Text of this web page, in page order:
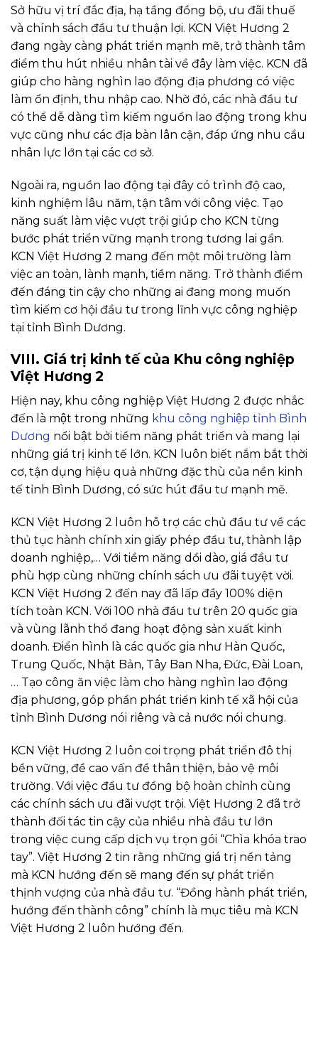
Sở hữu vị trí đắc địa, hạ tầng đồng bộ, ưu đãi thuế
và chính sách đầu tư thuận lợi. KCN Việt Hương 2
đang ngày càng phát triển mạnh mẽ, trở thành tâm
điểm thu hút nhiều nhân tài về đây làm việc. KCN đã
giúp cho hàng nghìn lao động địa phương có việc
làm ổn định, thu nhập cao. Nhờ đó, các nhà đầu tư
có thể dễ dàng tìm kiếm nguồn lao động trong khu
vực cũng như các địa bàn lân cận, đáp ứng nhu cầu
nhân lực lớn tại các cơ sở.
Ngoài ra, nguồn lao động tại đây có trình độ cao,
kinh nghiệm lâu năm, tận tâm với công việc. Tạo
năng suất làm việc vượt trội giúp cho KCN từng
bước phát triển vững mạnh trong tương lai gần.
KCN Việt Hương 2 mang đến một môi trường làm
việc an toàn, lành mạnh, tiềm năng. Trở thành điểm
đến đáng tin cậy cho những ai đang mong muốn
tìm kiếm cơ hội đầu tư trong lĩnh vực công nghiệp
tại tỉnh Bình Dương.
VIII. Giá trị kinh tế của Khu công nghiệp
Việt Hương 2
Hiện nay, khu công nghiệp Việt Hương 2 được nhắc
đến là một trong những khu công nghiệp tỉnh Bình
Dương nổi bật bởi tiềm năng phát triển và mang lại
những giá trị kinh tế lớn. KCN luôn biết nắm bắt thời
cơ, tận dụng hiệu quả những đặc thù của nền kinh
tế tỉnh Bình Dương, có sức hút đầu tư mạnh mẽ.
KCN Việt Hương 2 luôn hỗ trợ các chủ đầu tư về các
thủ tục hành chính xin giấy phép đầu tư, thành lập
doanh nghiệp,… Với tiềm năng dồi dào, giá đầu tư
phù hợp cùng những chính sách ưu đãi tuyệt vời.
KCN Việt Hương 2 đến nay đã lấp đầy 100% diện
tích toàn KCN. Với 100 nhà đầu tư trên 20 quốc gia
và vùng lãnh thổ đang hoạt động sản xuất kinh
doanh. Điển hình là các quốc gia như Hàn Quốc,
Trung Quốc, Nhật Bản, Tây Ban Nha, Đức, Đài Loan,
… Tạo công ăn việc làm cho hàng nghìn lao động
địa phương, góp phần phát triển kinh tế xã hội của
tỉnh Bình Dương nói riêng và cả nước nói chung.
KCN Việt Hương 2 luôn coi trọng phát triển đô thị
bền vững, đề cao vấn đề thân thiện, bảo vệ môi
trường. Với việc đầu tư đồng bộ hoàn chỉnh cùng
các chính sách ưu đãi vượt trội. Việt Hương 2 đã trở
thành đối tác tin cậy của nhiều nhà đầu tư lớn
trong việc cung cấp dịch vụ trọn gói “Chìa khóa trao
tay”. Việt Hương 2 tin rằng những giá trị nền tảng
mà KCN hướng đến sẽ mang đến sự phát triển
thịnh vượng của nhà đầu tư. “Đồng hành phát triển,
hướng đến thành công” chính là mục tiêu mà KCN
Việt Hương 2 luôn hướng đến.